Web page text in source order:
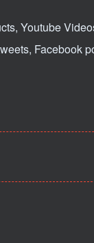
Youtube
Facebook